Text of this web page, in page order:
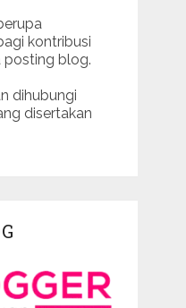
kontribusi
posting blog.
dihubungi
disertakan